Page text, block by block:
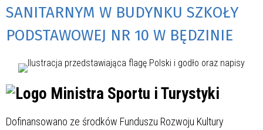
SANITARNYM W BUDYNKU SZKOŁY
PODSTAWOWEJ NR 10 W BĘDZINIE
Dofinansowano ze środków Funduszu Rozwoju Kultury